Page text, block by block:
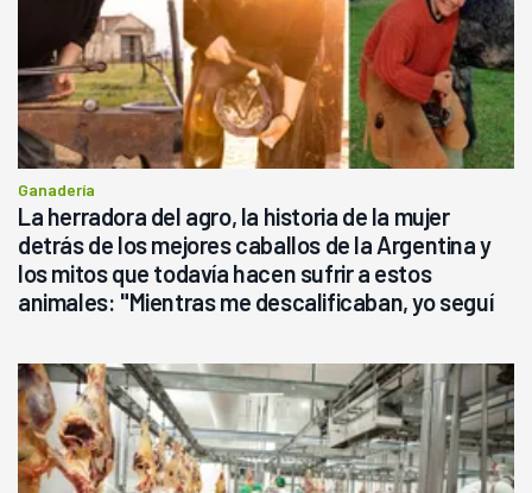
Ganadería
La herradora del agro, la historia de la mujer
detrás de los mejores caballos de la Argentina y
los mitos que todavía hacen sufrir a estos
animales: "Mientras me descalificaban, yo seguí